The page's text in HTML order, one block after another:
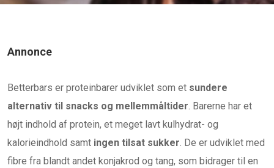
Annonce
Betterbars er proteinbarer udviklet som et sundere
alternativ til snacks og mellemmåltider. Barerne har et
højt indhold af protein, et meget lavt kulhydrat- og
kalorieindhold samt ingen tilsat sukker. De er udviklet med
fibre fra blandt andet konjakrod og tang, som bidrager til en